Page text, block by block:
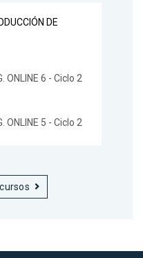
DE
ONLINE 6 - Ciclo 2
ONLINE 5 - Ciclo 2